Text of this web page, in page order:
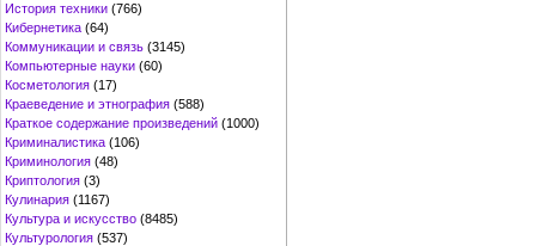
История техники (766)
Кибернетика (64)
Коммуникации и связь (3145)
Компьютерные науки (60)
Косметология (17)
Краеведение и этнография (588)
Краткое содержание произведений (1000)
Криминалистика (106)
Криминология (48)
Криптология (3)
Кулинария (1167)
Культура и искусство (8485)
Культурология (537)